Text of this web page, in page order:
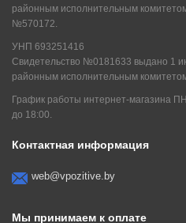
Мы принимаем к оплате
Контактная информация
web@vpozitive.by
районным исполнительным
№570172.
УНП 693251416
Свидетельство №0181633 выдано 1
районным исполнительным
График работы интернет-магазина
до 18:00.